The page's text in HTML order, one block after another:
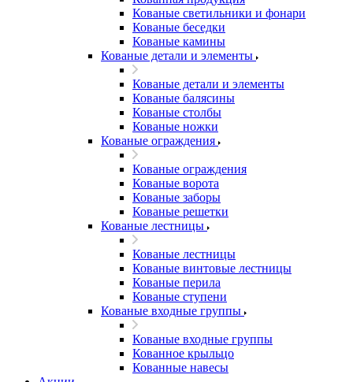
Кованые светильники и фонари
Кованые беседки
Кованые камины
Кованые детали и элементы
Кованые детали и элементы
Кованые балясины
Кованые столбы
Кованые ножки
Кованые ограждения
Кованые ограждения
Кованые ворота
Кованые заборы
Кованые решетки
Кованые лестницы
Кованые лестницы
Кованые винтовые лестницы
Кованые перила
Кованые ступени
Кованые входные группы
Кованые входные группы
Кованное крыльцо
Кованные навесы